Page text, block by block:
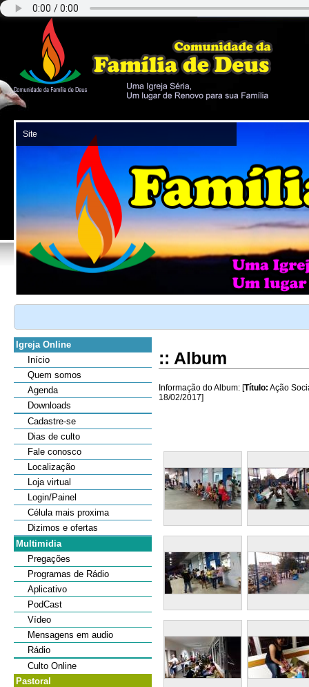
Igreja Online
Início
Quem somos
Agenda
Downloads
Cadastre-se
Dias de culto
Fale conosco
Localização
Loja virtual
Login/Painel
Célula mais proxima
Dizimos e ofertas
Multimidia
Pregações
Programas de Rádio
Aplicativo
PodCast
Vídeo
Mensagens em audio
Rádio
Culto Online
Pastoral
:: Album
Informação do Album: [Título: Ação
18/02/2017]